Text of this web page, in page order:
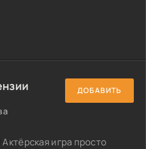
ДОБАВИТЬ
игра просто